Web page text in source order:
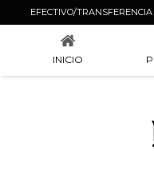
EFECTIVO/
INICIO